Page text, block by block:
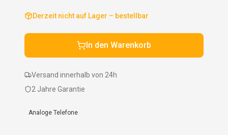
Derzeit nicht auf Lager – bestellbar
In den Warenkorb
Versand innerhalb von 24h
2 Jahre Garantie
Analoge Telefone